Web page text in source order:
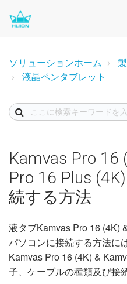
ソリューションホーム
液晶ペンタブレット
Kamvas Pro 16
Pro 16 Plus
続する方法
液タブKamvas Pro 16 (4K)
パソコンに接続する方法に
Kamvas Pro 16 (4K) &
子、ケーブルの種類及び接